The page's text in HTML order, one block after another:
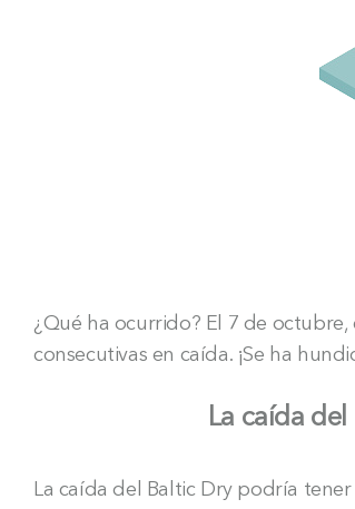
¿Qué ha ocurrido? El 7 de
consecutivas en caída. ¡Se ha
La caída del Baltic
La caída del Baltic Dry podría